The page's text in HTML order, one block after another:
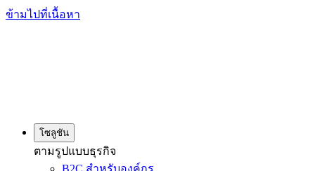
ข้ามไปที่เนื้อหา
โซลูชัน
ตามรูปแบบธุรกิจ